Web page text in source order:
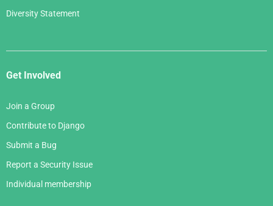
Diversity Statement
Get Involved
Join a Group
Contribute to Django
Submit a Bug
Report a Security Issue
Individual membership